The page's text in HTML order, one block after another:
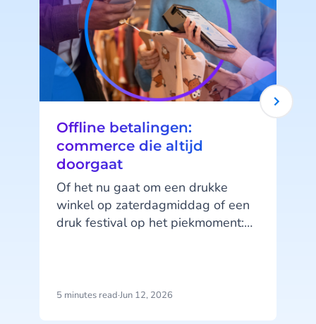
Offline betalingen:
commerce die altijd
doorgaat
Of het nu gaat om een drukke
winkel op zaterdagmiddag of een
druk festival op het piekmoment:
Verkopen stoppen. Wat nu?
5 minutes read·Jun 12, 2026